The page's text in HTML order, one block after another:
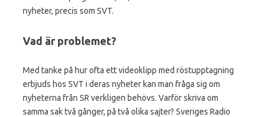
nyheter, precis som SVT.
Vad är problemet?
Med tanke på hur ofta ett videoklipp med röstupptagning
erbjuds hos SVT i deras nyheter kan man fråga sig om
nyheterna från SR verkligen behövs. Varför skriva om
samma sak två gånger, på två olika sajter? Sveriges Radio